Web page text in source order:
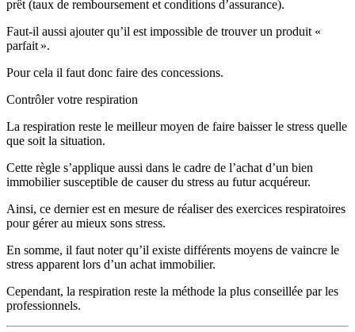
prêt (taux de remboursement et conditions d’assurance).
Faut-il aussi ajouter qu’il est impossible de trouver un produit «
parfait ».
Pour cela il faut donc faire des concessions.
Contrôler votre respiration
La respiration reste le meilleur moyen de faire baisser le stress quelle
que soit la situation.
Cette règle s’applique aussi dans le cadre de l’achat d’un bien
immobilier susceptible de causer du stress au futur acquéreur.
Ainsi, ce dernier est en mesure de réaliser des exercices respiratoires
pour gérer au mieux sons stress.
En somme, il faut noter qu’il existe différents moyens de vaincre le
stress apparent lors d’un achat immobilier.
Cependant, la respiration reste la méthode la plus conseillée par les
professionnels.